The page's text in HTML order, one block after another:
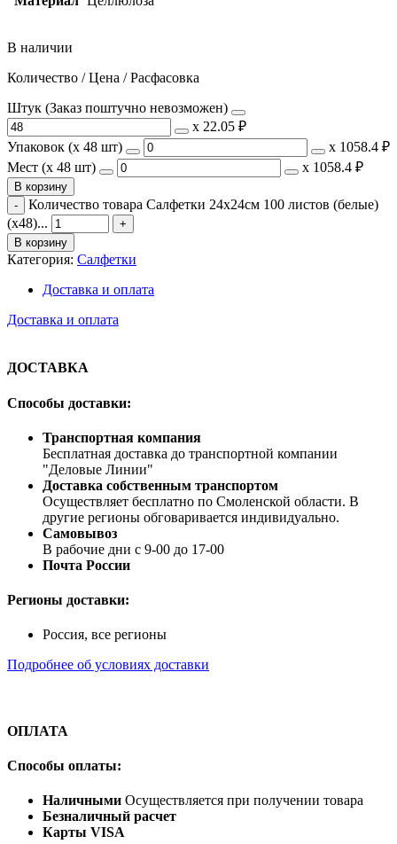
В наличии
Количество / Цена / Расфасовка
Штук (Заказ поштучно невозможен)
х 22.05 ₽
Упаковок (x 48 шт)
х 1058.4 ₽
Мест (x 48 шт)
х 1058.4 ₽
В корзину
Количество товара Салфетки 24х24см 100 листов (белые)
(х48)...
В корзину
Категория: Салфетки
Доставка и оплата
Доставка и оплата
ДОСТАВКА
Способы доставки:
Транспортная компания
Бесплатная доставка до транспортной компании
"Деловые Линии"
Доставка собственным транспортом
Осуществляет бесплатно по Смоленской области. В
другие регионы обговаривается индивидуально.
Самовывоз
В рабочие дни с 9-00 до 17-00
Почта России
Регионы доставки:
Россия, все регионы
Подробнее об условиях доставки
ОПЛАТА
Способы оплаты:
Наличными Осуществляется при получении товара
Безналичный расчет
Карты VISA